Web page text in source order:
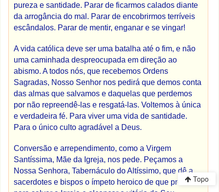
pureza e santidade. Parar de ficarmos calados diante
da arrogância do mal. Parar de encobrirmos terríveis
escândalos. Parar de mentir, enganar e se vingar!
A vida católica deve ser uma batalha até o fim, e não
uma caminhada despreocupada em direção ao
abismo. A todos nós, que recebemos Ordens
Sagradas, Nosso Senhor nos pedirá que demos conta
das almas que salvamos e daquelas que perdemos
por não repreendê-las e resgatá-las. Voltemos à única
e verdadeira fé. Para viver uma vida de santidade.
Para o único culto agradável a Deus.
Conversão e arrependimento, como a Virgem
Santíssima, Mãe da Igreja, nos pede. Peçamos a
Nossa Senhora, Tabernáculo do Altíssimo, que dê a
sacerdotes e bispos o ímpeto heroico de que precisam
Topo